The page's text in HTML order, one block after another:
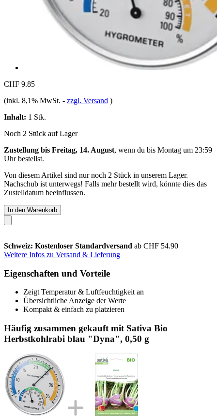
CHF 9.85
(inkl. 8,1% MwSt. - zzgl. Versand )
Inhalt: 1 Stk.
Noch 2 Stück auf Lager
Zustellung bis Freitag, 14. August, wenn du bis Montag um 23:59
Uhrbestellst.
Von diesem Artikel sind nur noch 2 Stück in unserem Lager.
Nachschub ist unterwegs! Falls mehr bestellt wird, könnte dies das
Zustelldatum beeinflussen.
In den Warenkorb
Schweiz: Kostenloser Standardversand ab CHF 54.90
Weitere Infos zu Versand & Lieferung
Eigenschaften und Vorteile
Zeigt Temperatur & Luftfeuchtigkeit an
Übersichtliche Anzeige der Werte
Kompakt & einfach zu platzieren
Häufig zusammen gekauft mit Sativa Bio
Herbstkohlrabi blau "Dyna", 0,50 g